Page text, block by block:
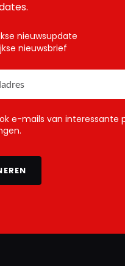
nieuwsupdate
nieuwsbrief
e-mails van interessante